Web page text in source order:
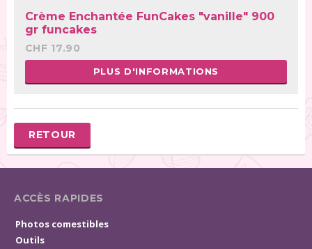
Crème Enchantée FunCakes "vanille" 900
gr funcakes
CHF 17.90
PLUS D'INFORMATIONS
RETOUR
ACCÈS RAPIDES
Photos comestibles
Outils